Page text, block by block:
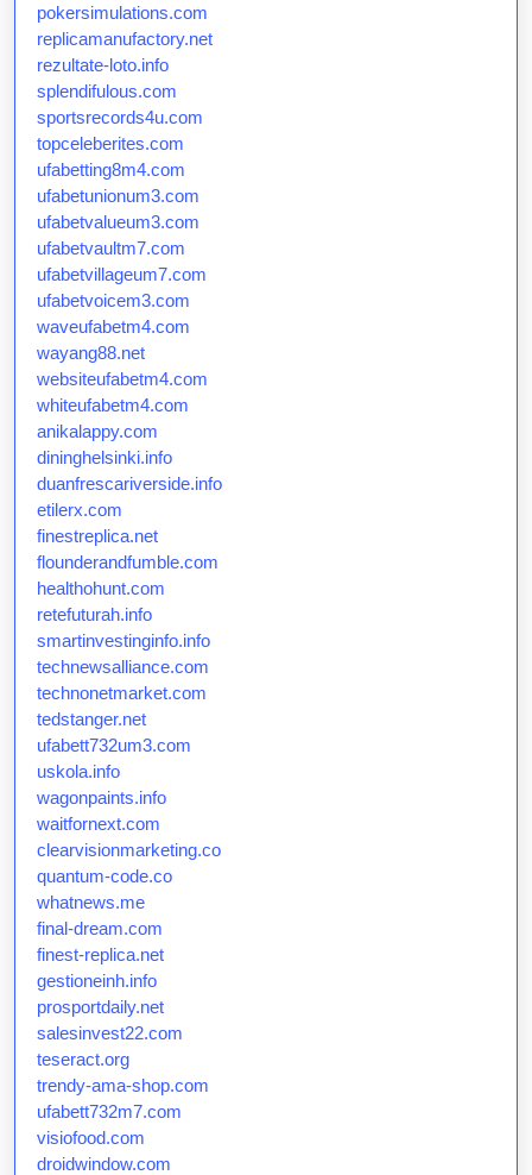
pokersimulations.com
replicamanufactory.net
rezultate-loto.info
splendifulous.com
sportsrecords4u.com
topceleberites.com
ufabetting8m4.com
ufabetunionum3.com
ufabetvalueum3.com
ufabetvaultm7.com
ufabetvillageum7.com
ufabetvoicem3.com
waveufabetm4.com
wayang88.net
websiteufabetm4.com
whiteufabetm4.com
anikalappy.com
dininghelsinki.info
duanfrescariverside.info
etilerx.com
finestreplica.net
flounderandfumble.com
healthohunt.com
retefuturah.info
smartinvestinginfo.info
technewsalliance.com
technonetmarket.com
tedstanger.net
ufabett732um3.com
uskola.info
wagonpaints.info
waitfornext.com
clearvisionmarketing.co
quantum-code.co
whatnews.me
final-dream.com
finest-replica.net
gestioneinh.info
prosportdaily.net
salesinvest22.com
teseract.org
trendy-ama-shop.com
ufabett732m7.com
visiofood.com
droidwindow.com